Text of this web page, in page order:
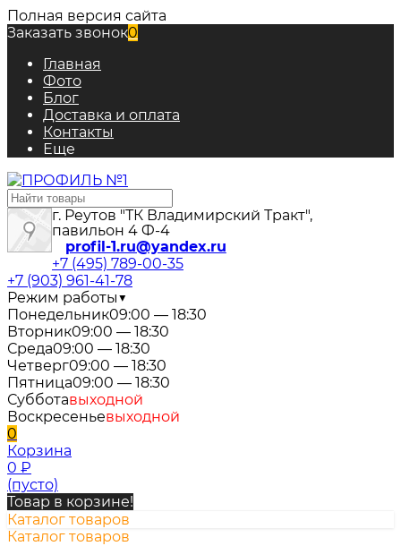
Полная версия сайта
Заказать звонок0
Главная
Фото
Блог
Доставка и оплата
Контакты
Еще
г. Реутов "ТК Владимирский Тракт",
павильон 4 Ф-4
profil-1.ru@yandex.ru
+7 (495) 789-00-35
+7 (903) 961-41-78
Режим работы▼
Понедельник09:00 — 18:30
Вторник09:00 — 18:30
Среда09:00 — 18:30
Четверг09:00 — 18:30
Пятница09:00 — 18:30
Субботавыходной
Воскресеньевыходной
0
Корзина
0 ₽
(пусто)
Товар в корзине!
Каталог товаров
Каталог товаров